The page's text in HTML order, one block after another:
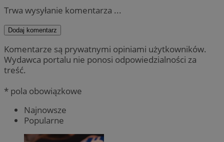
Trwa wysyłanie komentarza ...
Dodaj komentarz
Komentarze są prywatnymi opiniami użytkowników.
Wydawca portalu nie ponosi odpowiedzialności za
treść.
* pola obowiązkowe
Najnowsze
Popularne